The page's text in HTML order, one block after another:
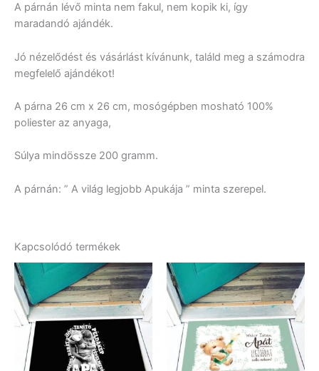
A párnán lévő minta nem fakul, nem kopik ki, így
maradandó ajándék.
Jó nézelődést és vásárlást kívánunk, találd meg a számodra
megfelelő ajándékot!
A párna 26 cm x 26 cm, mosógépben mosható 100%
poliester az anyaga,
Súlya mindössze 200 gramm.
A párnán: ” A világ legjobb Apukája ” minta szerepel.
Kapcsolódó termékek